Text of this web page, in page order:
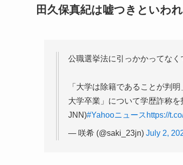
田久保真紀は嘘つきといわ
公職選挙法に引っかかってな
「大学は除籍であることが判
大学卒業」について学歴詐称
JNN)#Yahooニュース https://
— 咲希 (@saki_23jn) July 2,